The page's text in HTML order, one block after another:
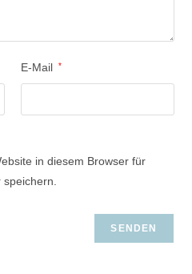
E-Mail *
in diesem Browser für